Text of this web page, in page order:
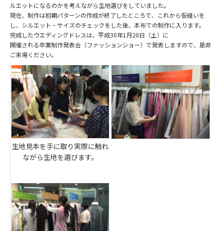
ルエットになるのかを考えながら生地選びをしていました。
現在、制作は初期パターンの作成が終了したところで、これから仮縫いを
し、シルエット・サイズのチェックをした後、本布での制作に入ります。
完成したウエディングドレスは、平成30年1月20日（土）に
開催される卒業制作発表会（ファッションショー）で発表しますので、是非
ご来場ください。
生地見本を手に取り実際に触れ
ながら生地を選びます。